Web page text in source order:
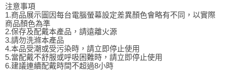
注意事項
1.商品展示圖因每台電腦螢幕設定差異顏色會略有不同，以實際
商品顏色為準
2.保存及配戴本產品，請遠離火源
3.請勿洗滌本產品
4.本品受潮或受污染時，請立即停止使用
5.當配戴不舒服或呼吸困難時，請立即停止使用
6.建議連續配戴時間不超過8小時